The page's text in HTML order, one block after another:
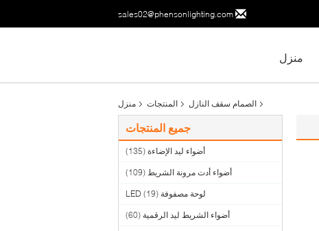
sales02@phensonlighting.com
منزل
منزل المنتجات الصمام سقف النازل
جميع المنتجات
أضواء ليد الإضاءة (135)
أضواء أدت مرونة الشريط (109)
لوحة مصفوفة LED (19)
أضواء الشريط ليد الرقمية (60)